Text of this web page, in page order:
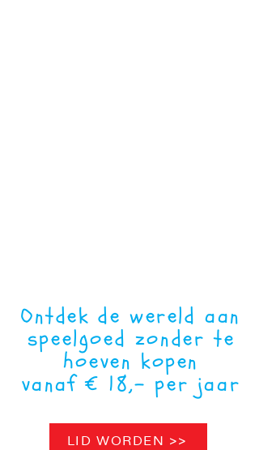
Ontdek de wereld aan
speelgoed zonder te
hoeven kopen
vanaf € 18,- per jaar
LID WORDEN >>